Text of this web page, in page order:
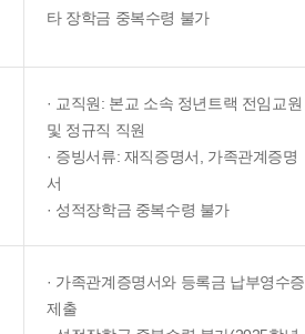
타 장학금 중복수령 불가
· 교직원: 본교 소속 정년트랙 전임교원
및 정규직 직원
· 증빙서류: 재직증명서, 가족관계증명
서
· 성적장학금 중복수령 불가
· 가족관계증명서와 등록금 납부영수증
제출